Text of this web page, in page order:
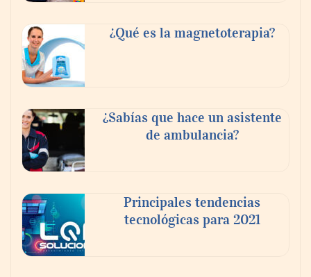
buscan proyectar talento mexicano y
fortalecer el turismo médico
En el Día de la Cerveza, Grupo Modelo
¿Qué es la magnetoterapia?
¿Sabías que hace un asistente
de ambulancia?
Principales tendencias
tecnológicas para 2021